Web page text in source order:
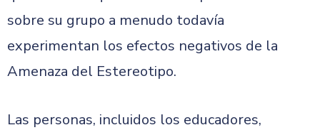
sobre su grupo a menudo todavía
experimentan los efectos negativos de la
Amenaza del Estereotipo.
Las personas, incluidos los educadores,